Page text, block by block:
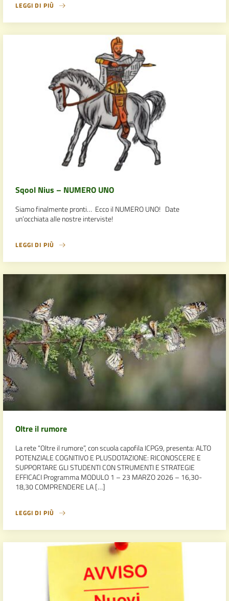
LEGGI DI PIÙ
Sqool Nius – NUMERO UNO
Siamo finalmente pronti… Ecco il NUMERO UNO! Date
un’occhiata alle nostre interviste!
LEGGI DI PIÙ
Oltre il rumore
La rete “Oltre il rumore”, con scuola capofila ICPG9, presenta: ALTO
POTENZIALE COGNITIVO E PLUSDOTAZIONE: RICONOSCERE E
SUPPORTARE GLI STUDENTI CON STRUMENTI E STRATEGIE
EFFICACI Programma MODULO 1 – 23 MARZO 2026 – 16,30-
18,30 COMPRENDERE LA […]
LEGGI DI PIÙ